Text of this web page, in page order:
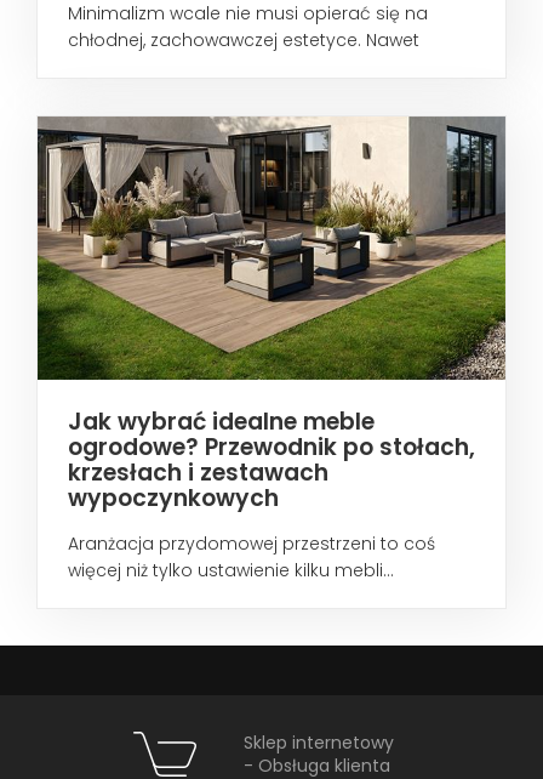
Minimalizm wcale nie musi opierać się na
chłodnej, zachowawczej estetyce. Nawet
Jak wybrać idealne meble
ogrodowe? Przewodnik po stołach,
krzesłach i zestawach
wypoczynkowych
Aranżacja przydomowej przestrzeni to coś
więcej niż tylko ustawienie kilku mebli...
Sklep internetowy
- Obsługa klienta